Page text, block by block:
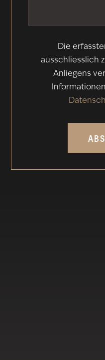
Die
ausschliesslich
Anliegens